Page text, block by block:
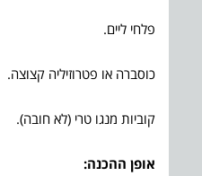
פלחי ליים.
כוסברה או פטרוזיליה קצוצה.
קוביות מנגו טרי (לא חובה).
אופן ההכנה: